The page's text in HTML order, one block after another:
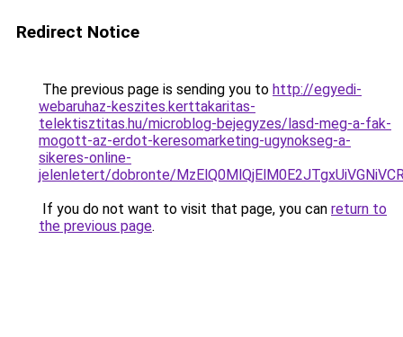
Redirect Notice
The previous page is sending you to http://egyedi-
webaruhaz-keszites.kerttakaritas-
telektisztitas.hu/microblog-bejegyzes/lasd-meg-a-fak-
mogott-az-erdot-keresomarketing-ugynokseg-a-
sikeres-online-
jelenletert/dobronte/
If you do not want to visit that page, you can return to
the previous page.